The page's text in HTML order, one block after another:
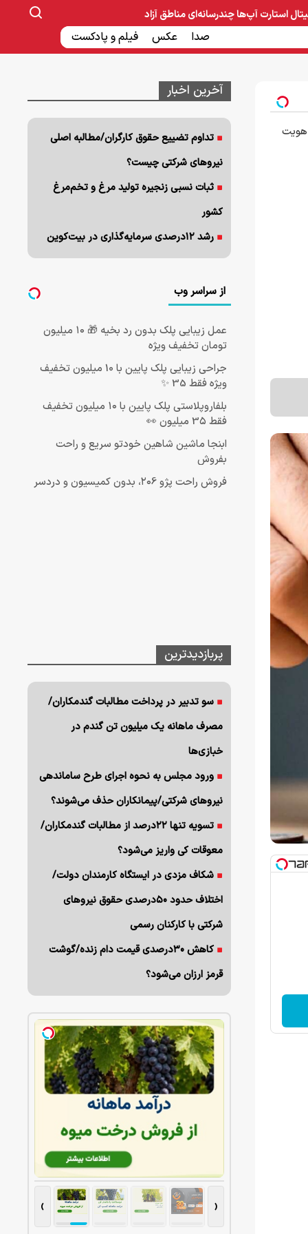
صنایع غذایی و دارویی ساخت و ساز بانک و بیمه
استارت آپ‌هاچندرسانه‌ای
صدا عکس فیلم و پادکست
مناطق آزاد
هویت
آخرین اخبار
تداوم تضییع حقوق کارگران/مطالبه اصلی
نیروهای شرکتی چیست؟
ثبات نسبی زنجیره تولید مرغ و تخم‌مرغ
کشور
رشد ۱۲درصدی سرمایه‌گذاری در بیت‌کوین
از سراسر وب
عمل زیبایی پلک بدون رد بخیه 🎁 ۱۰ میلیون
تومان تخفیف ویژه
جراحی زیبایی پلک پایین با 10 میلیون تخفیف
ویژه فقط 35 ✨
بلفاروپلاستی پلک پایین با ۱۰ میلیون تخفیف
فقط 3۵ میلیون 👀
ابنجا ماشین شاهین خودتو سریع و راحت
بفروش
فروش راحت پژو ۲۰6، بدون کمیسیون و دردسر
پربازدیدترین
سو تدبیر در پرداخت مطالبات گندمکاران/
مصرف ماهانه یک میلیون تن گندم در
خبازی‌ها
ورود مجلس به نحوه اجرای طرح ساماندهی
نیروهای شرکتی/پیمانکاران حذف می‌شوند؟
تسویه تنها ۲۲درصد از مطالبات گندمکاران/
معوقات کی واریز می‌شود؟
شکاف مزدی در ایستگاه کارمندان دولت/
اختلاف حدود ۵۰درصدی حقوق نیروهای
شرکتی با کارکنان رسمی
کاهش ۳۰درصدی قیمت دام زنده/گوشت
قرمز ارزان می‌شود؟
‹
›